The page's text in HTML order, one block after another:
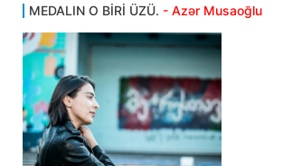
MEDALIN O BİRİ ÜZÜ. - Azər Musaoğlu